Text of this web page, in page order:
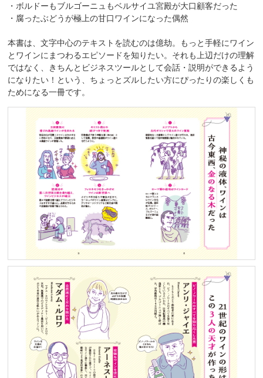
・ボルドーもブルゴーニュもベルサイユ宮殿が大口顧客だった
・腐ったぶどうが極上の甘口ワインになった偶然
本書は、文字中心のテキストを読むのは億劫。もっと手軽にワイン
とワインにまつわるエピソードを知りたい。それも上辺だけの理解
ではなく、きちんとビジネスツールとして会話・説明ができるよう
になりたい！という、ちょっとズルしたい方にぴったりの楽しくも
ためになる一冊です。